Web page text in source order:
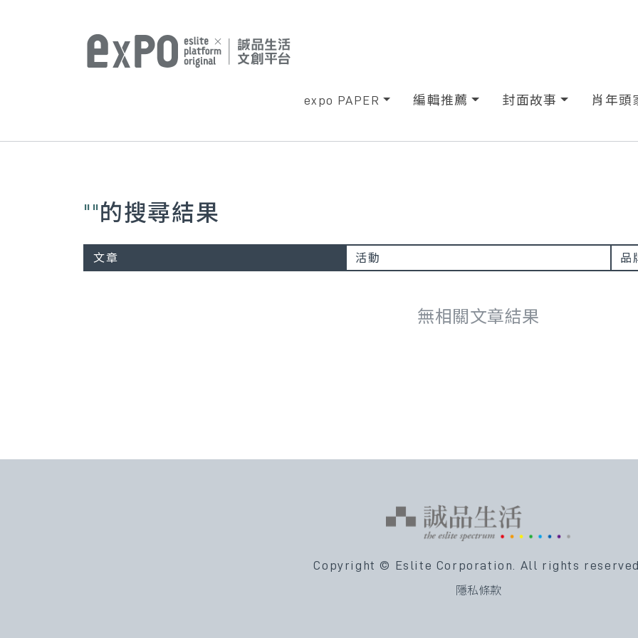
expo PAPER 編輯推薦 封面故事 肖年頭
""的搜尋結果
文章 活動 品
無相關文章結果
Copyright © Eslite Corporation. All rights
隱私條款